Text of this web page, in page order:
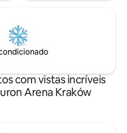
com vistas incríveis
Arena Kraków